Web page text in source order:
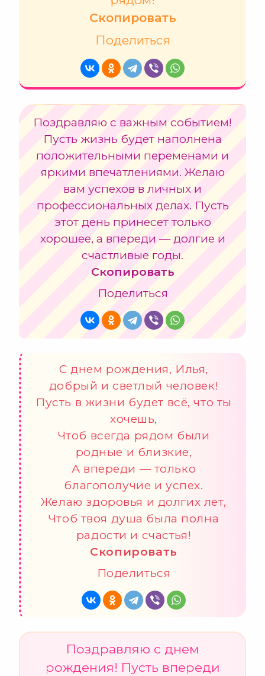
Скопировать
Поделиться
Поздравляю с важным событием!
Пусть жизнь будет наполнена
положительными переменами и
яркими впечатлениями. Желаю
вам успехов в личных и
профессиональных делах. Пусть
этот день принесет только
хорошее, а впереди — долгие и
счастливые годы.
Скопировать
Поделиться
С днем рождения, Илья,
добрый и светлый человек!
Пусть в жизни будет всё, что ты
хочешь,
Чтоб всегда рядом были
родные и близкие,
А впереди — только
благополучие и успех.
Желаю здоровья и долгих лет,
Чтоб твоя душа была полна
радости и счастья!
Скопировать
Поделиться
Поздравляю с днем
рождения! Пусть впереди